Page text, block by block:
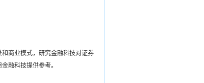
商业模式，研究金融科技对证券
融科技提供参考。